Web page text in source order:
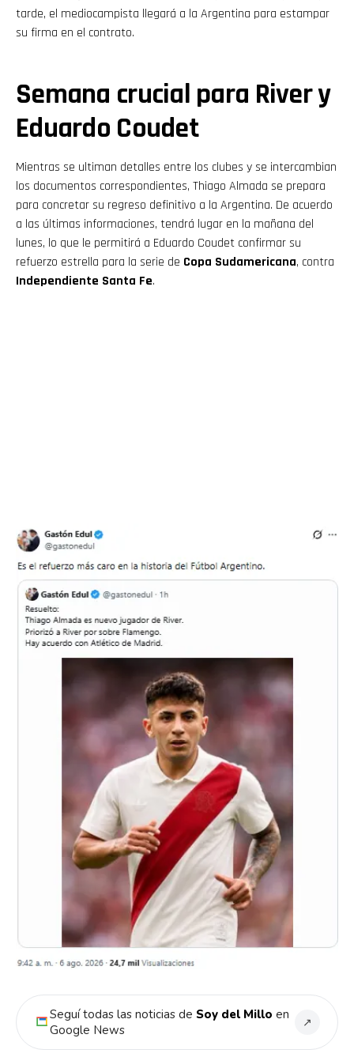
tarde, el mediocampista llegará a la Argentina para estampar
su firma en el contrato.
Semana crucial para River y
Eduardo Coudet
Mientras se ultiman detalles entre los clubes y se intercambian
los documentos correspondientes, Thiago Almada se prepara
para concretar su regreso definitivo a la Argentina. De acuerdo
a las últimas informaciones, tendrá lugar en la mañana del
lunes, lo que le permitirá a Eduardo Coudet confirmar su
refuerzo estrella para la serie de Copa Sudamericana, contra
Independiente Santa Fe.
Seguí todas las noticias de Soy del Millo en
Google News
↗
Flipboard